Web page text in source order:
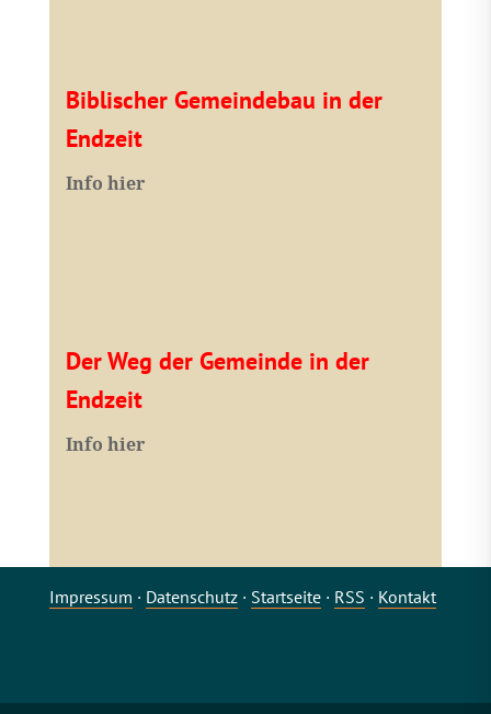
Biblischer Gemeindebau in der
Endzeit
Info hier
Der Weg der Gemeinde in der
Endzeit
Info hier
Impressum · Datenschutz· Startseite· RSS · Kontakt